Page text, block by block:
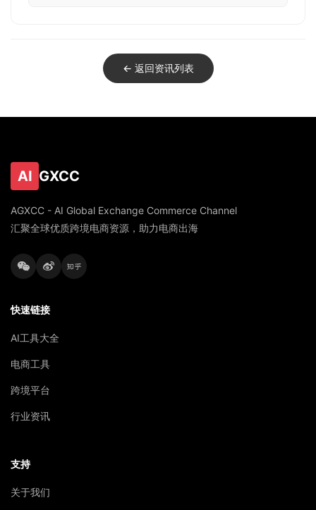
← 返回资讯列表
AI GXCC
AGXCC - AI Global Exchange Commerce Channel
汇聚全球优质跨境电商资源，助力电商出海
快速链接
AI工具大全
电商工具
跨境平台
行业资讯
支持
关于我们